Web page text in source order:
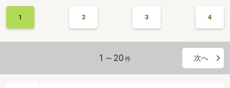
1 2 3 4
1～20 件 次へ